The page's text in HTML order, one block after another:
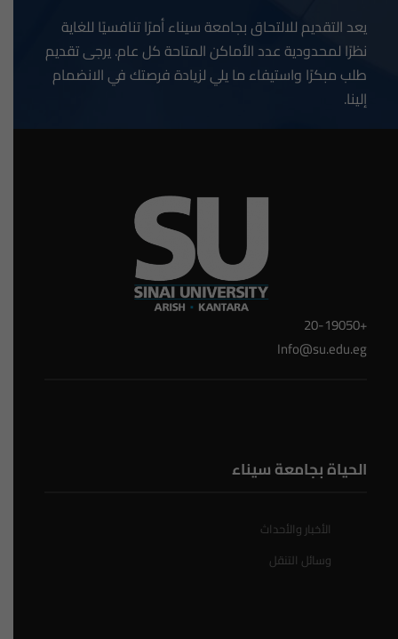
يعد التقديم للالتحاق بجامعة سيناء أمرًا تنافسيًا للغاية
نظرًا لمحدودية عدد الأماكن المتاحة كل عام. يرجى تقديم
طلب مبكرًا واستيفاء ما يلي لزيادة فرصتك في الانضمام
إلينا.
+20-19050
Info@su.edu.eg
الحياة بجامعة سيناء
الأخبار والأحداث
وسائل التنقل